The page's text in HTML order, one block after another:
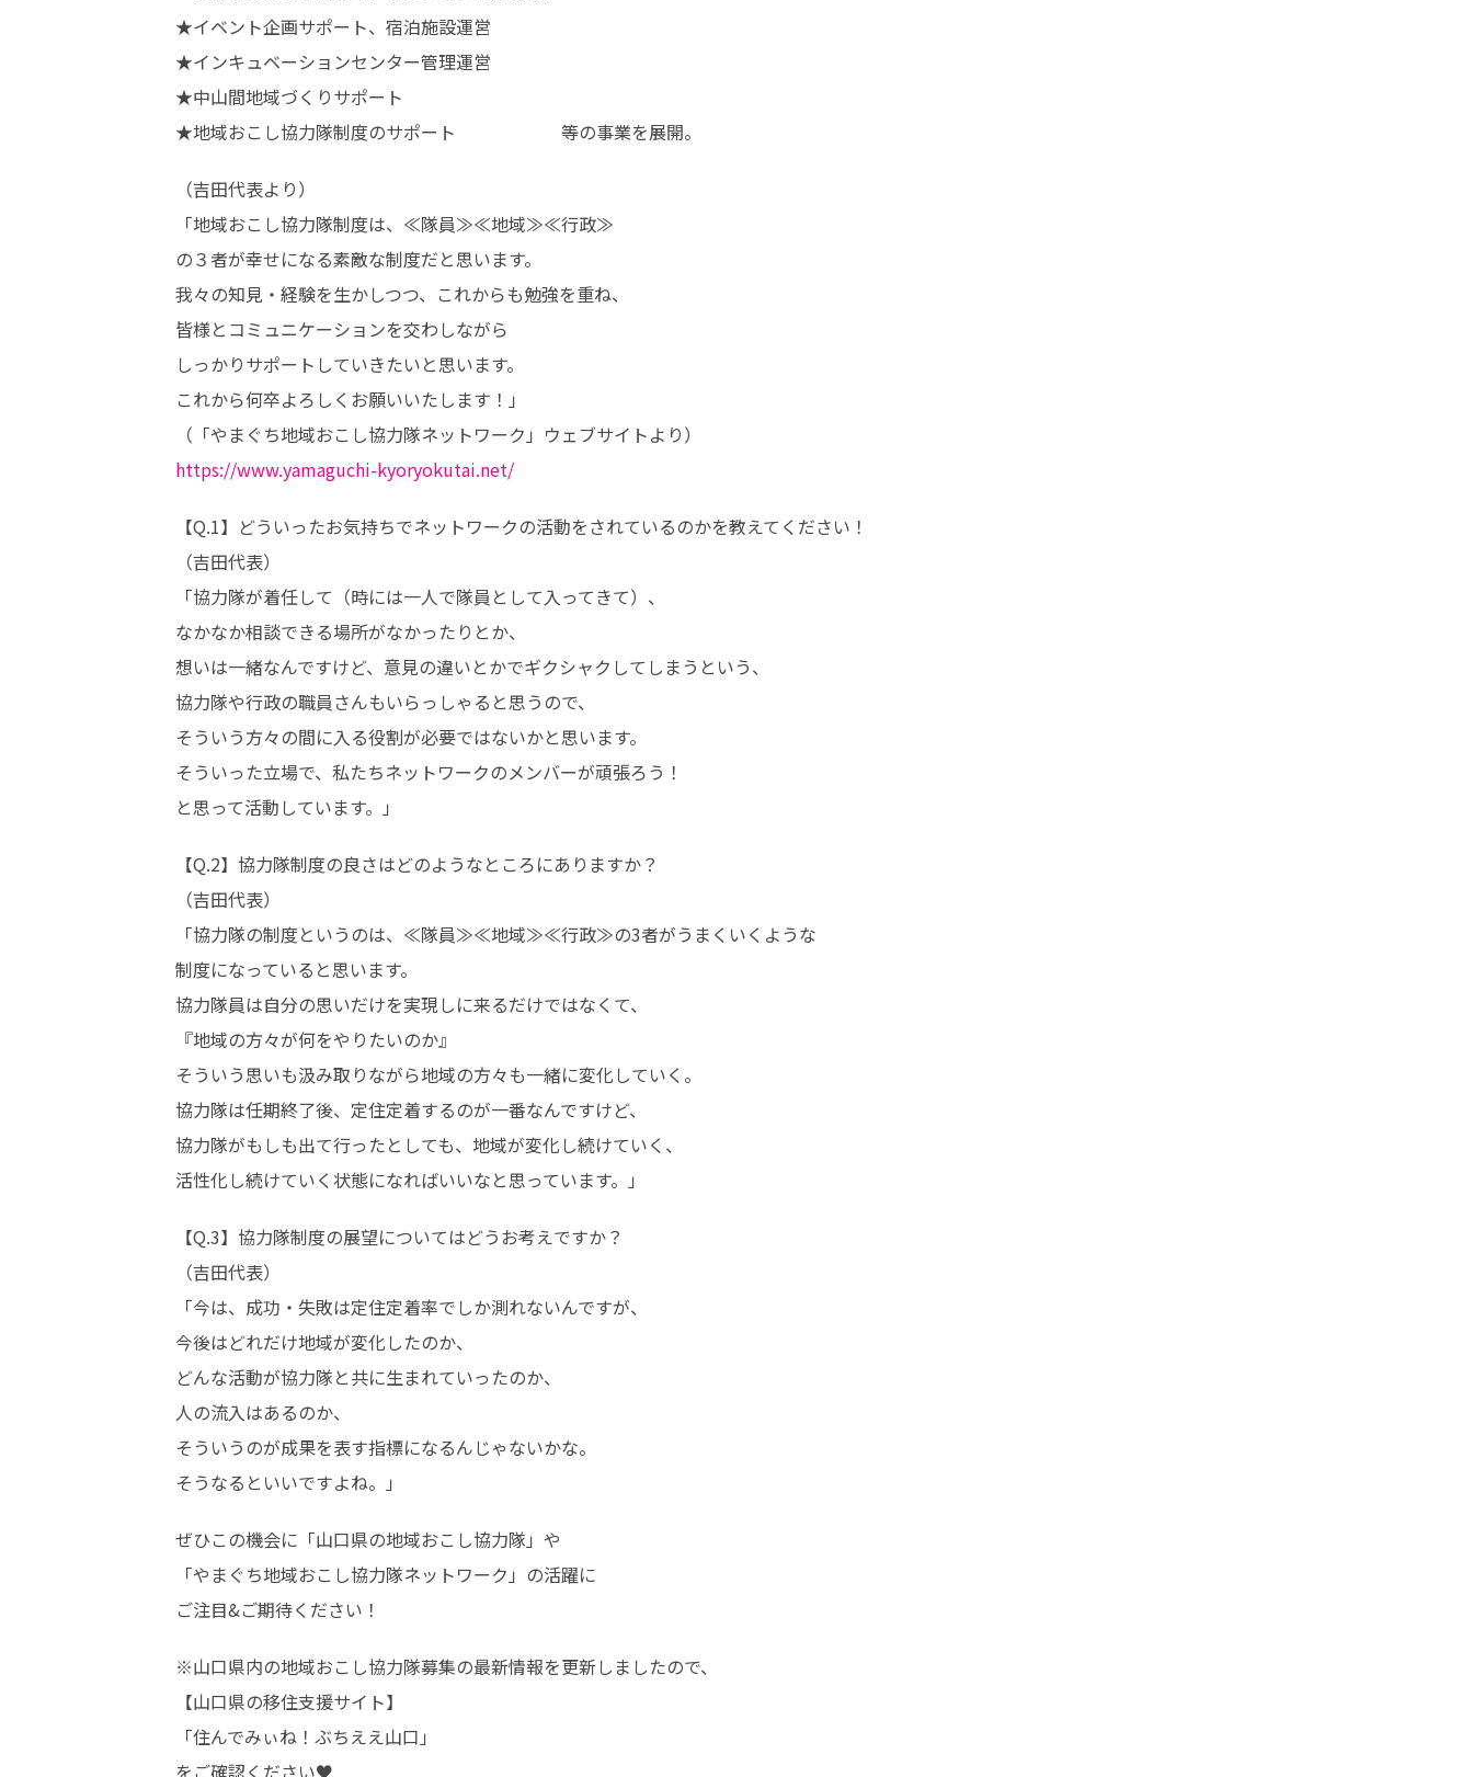
★イベント企画サポート、宿泊施設運営
★インキュベーションセンター管理運営
★中山間地域づくりサポート
★地域おこし協力隊制度のサポート　　　　　　等の事業を展開。
（吉田代表より）
「地域おこし協力隊制度は、≪隊員≫≪地域≫≪行政≫
の３者が幸せになる素敵な制度だと思います。
我々の知見・経験を生かしつつ、これからも勉強を重ね、
皆様とコミュニケーションを交わしながら
しっかりサポートしていきたいと思います。
これから何卒よろしくお願いいたします！」
https://www.yamaguchi-kyoryokutai.net/
【Q.1】どういったお気持ちでネットワークの活動をされているのかを教えてください！
（吉田代表）
「協力隊が着任して（時には一人で隊員として入ってきて）、
なかなか相談できる場所がなかったりとか、
想いは一緒なんですけど、意見の違いとかでギクシャクしてしまうという、
協力隊や行政の職員さんもいらっしゃると思うので、
そういう方々の間に入る役割が必要ではないかと思います。
そういった立場で、私たちネットワークのメンバーが頑張ろう！
と思って活動しています。」
【Q.2】協力隊制度の良さはどのようなところにありますか？
（吉田代表）
「協力隊の制度というのは、≪隊員≫≪地域≫≪行政≫の3者がうまくいくような
制度になっていると思います。
協力隊員は自分の思いだけを実現しに来るだけではなくて、
『地域の方々が何をやりたいのか』
そういう思いも汲み取りながら地域の方々も一緒に変化していく。
協力隊は任期終了後、定住定着するのが一番なんですけど、
協力隊がもしも出て行ったとしても、地域が変化し続けていく、
活性化し続けていく状態になればいいなと思っています。」
【Q.3】協力隊制度の展望についてはどうお考えですか？
（吉田代表）
「今は、成功・失敗は定住定着率でしか測れないんですが、
今後はどれだけ地域が変化したのか、
どんな活動が協力隊と共に生まれていったのか、
人の流入はあるのか、
そういうのが成果を表す指標になるんじゃないかな。
そうなるといいですよね。」
ぜひこの機会に「山口県の地域おこし協力隊」や
「やまぐち地域おこし協力隊ネットワーク」の活躍に
ご注目&ご期待ください！
※山口県内の地域おこし協力隊募集の最新情報を更新しましたので、
【山口県の移住支援サイト】
「住んでみぃね！ぶちええ山口」
をご確認ください♥